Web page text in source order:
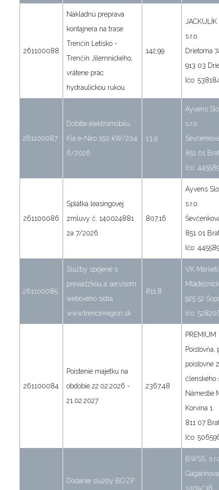
261100088
Nákladnú preprava
kontajnera na trase
Trenčín Letisko -
Trenčín Jilemnického,
vrátene prác
hydraulickou rukou.
142,99
s.r.o.
Drietoma
913 03
Ičo:
261100087
Dobitie elektromobilu
Kia e-Niro 150 kW/204
6/2026
13,9
Ayvens
s.r.o.
851 01
Ičo:
261100086
Splátka leasingovej
zmluvy č. 140024881
za 7/2026
807,16
Ayvens
s.r.o.
851 01
Ičo:
261100085
Služby spojené s
prevádzkou a servisom
webového sídla
www.trencinregion.sk
811,8
VK
925 52
Ičo:
261100084
Poistenie majetku na
obdobie 22.02.2026 -
21.02.2027
2367,48
PREMIUM
Poisťovňa,
poisťovne
členského
Námestie
Korvína 1
811 07
Ičo:
Dodanie služby BOZP
BWSS,
Gagarinova
1009/38